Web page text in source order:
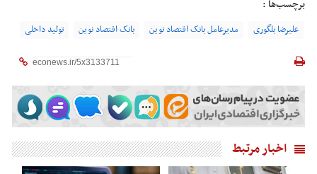
برچسب‌ها :
علیرضا بلگوری مدیرعامل بانک اقتصاد نوین بانک اقتصاد نوین تولید داخلی
اخبار مرتبط